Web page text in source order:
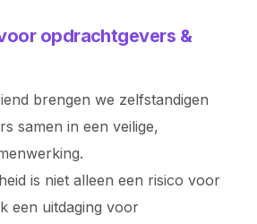
opdrachtgevers &
brengen we zelfstandigen
samen in een veilige,
is niet alleen een risico voor
een uitdaging voor